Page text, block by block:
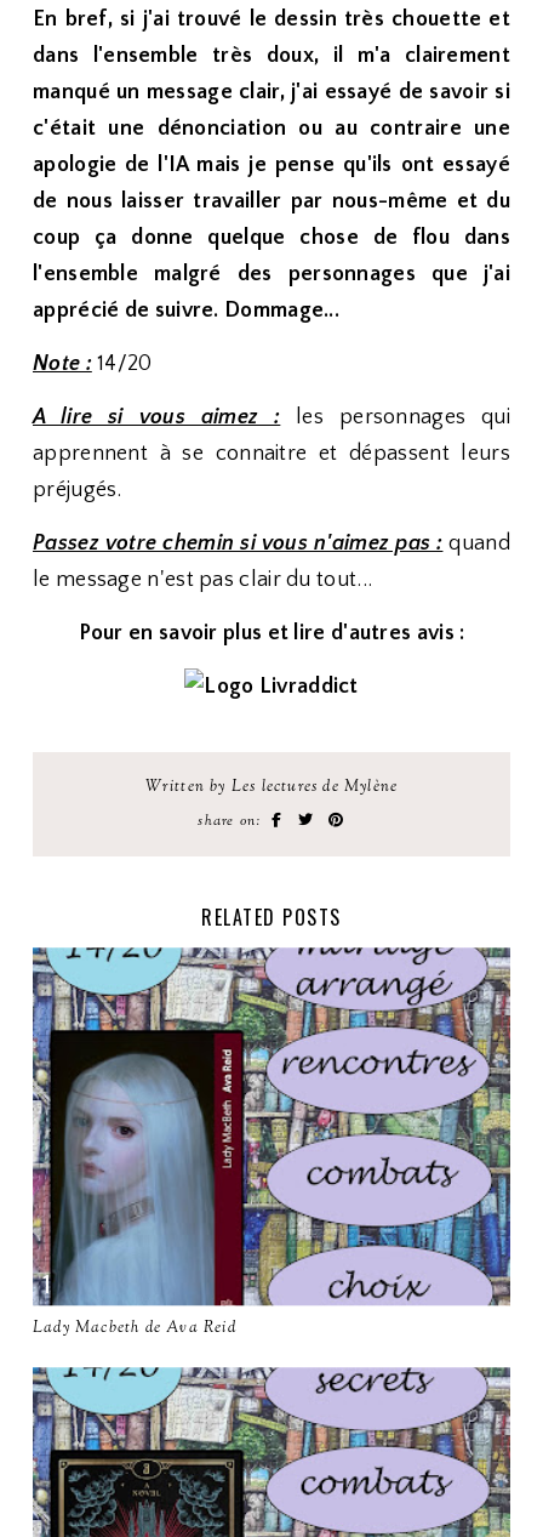
En bref, si j'ai trouvé le dessin très chouette et
dans l'ensemble très doux, il m'a clairement
manqué un message clair, j'ai essayé de savoir si
c'était une dénonciation ou au contraire une
apologie de l'IA mais je pense qu'ils ont essayé
de nous laisser travailler par nous-même et du
coup ça donne quelque chose de flou dans
l'ensemble malgré des personnages que j'ai
apprécié de suivre. Dommage...
Note :14/20
A lire si vous aimez : les personnages qui
apprennent à se connaitre et dépassent leurs
préjugés.
Passez votre chemin si vous n'aimez pas : quand
le message n'est pas clair du tout...
Pour en savoir plus et lire d'autres avis :
Written by Les lectures de Mylène
share on:
RELATED POSTS
Lady Macbeth de Ava Reid